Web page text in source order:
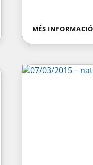
MÉS INFORMACIÓ